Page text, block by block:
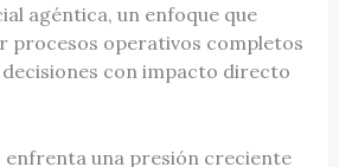
agéntica, un enfoque que
procesos operativos completos
decisiones con impacto directo
enfrenta una presión creciente